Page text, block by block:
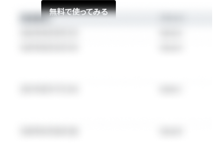
無料で使ってみる